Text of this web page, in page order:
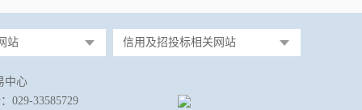
站 信用及招投标相关网站
中心
029-33585729